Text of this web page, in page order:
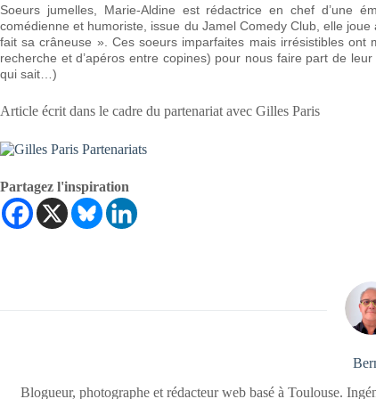
Soeurs jumelles, Marie-Aldine est rédactrice en chef d’une
comédienne et humoriste, issue du Jamel Comedy Club, elle
fait sa crâneuse ». Ces soeurs imparfaites mais irrésistibles ont
recherche et d’apéros entre copines) pour nous faire part de
qui sait…)
Article écrit dans le cadre du partenariat avec Gilles Paris
Partagez l'inspiration
Blogueur, photographe et rédacteur web basé à Toulouse.